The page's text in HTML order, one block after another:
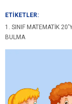
ETİKETLER:
1. SINIF MATEMATIK
BULMA